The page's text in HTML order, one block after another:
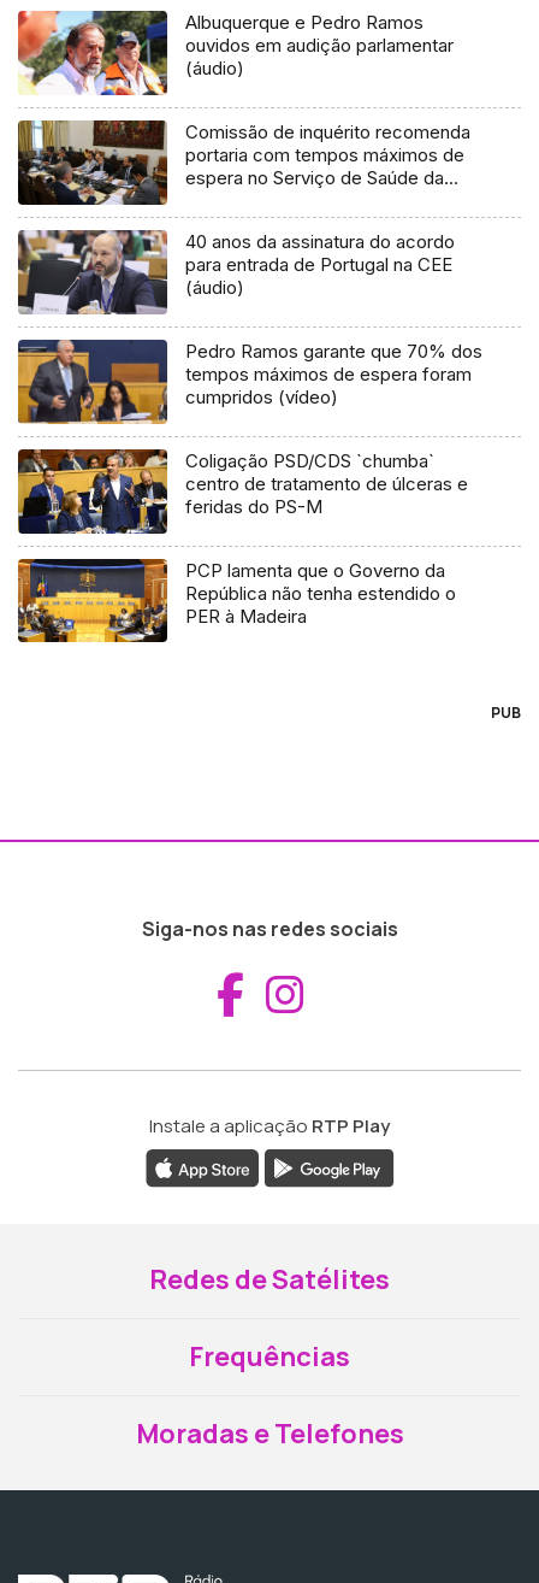
Albuquerque e Pedro Ramos
ouvidos em audição parlamentar
(áudio)
Comissão de inquérito recomenda
portaria com tempos máximos de
espera no Serviço de Saúde da
40 anos da assinatura do acordo
para entrada de Portugal na CEE
(áudio)
Pedro Ramos garante que 70% dos
tempos máximos de espera foram
cumpridos (vídeo)
Coligação PSD/CDS `chumba`
centro de tratamento de úlceras e
feridas do PS-M
PCP lamenta que o Governo da
República não tenha estendido o
PER à Madeira
PUB
Siga-nos nas redes sociais
Aceder ao
Instale a aplicação RTP Play
Redes de Satélites
Frequências
Moradas e Telefones